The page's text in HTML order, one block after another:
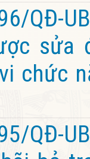
QĐ-
sửa
chức
QĐ-